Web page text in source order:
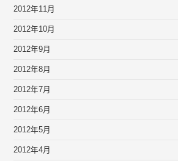
2012年11月
2012年10月
2012年9月
2012年8月
2012年7月
2012年6月
2012年5月
2012年4月